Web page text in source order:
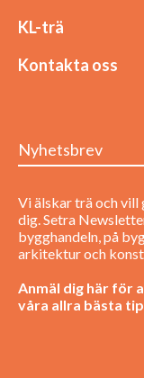
KL-trä
Kontakta oss
Nyhetsbrev
Vi älskar trä och vill
dig. Setra
bygghandeln, på
arkitektur och
Anmäl dig här för
våra allra bästa